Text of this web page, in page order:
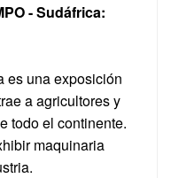
- Sudáfrica:
es una exposición
a agricultores y
todo el continente.
maquinaria